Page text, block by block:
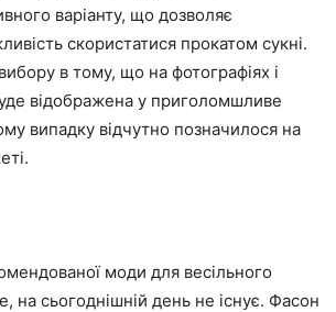
варіанту, що дозволяє
скористатися прокатом сукні.
в тому, що на фотографіях і
відображена у приголомшливе
випадку відчутно позначилося на
моди для весільного
на сьогоднішній день не існує. Фасон